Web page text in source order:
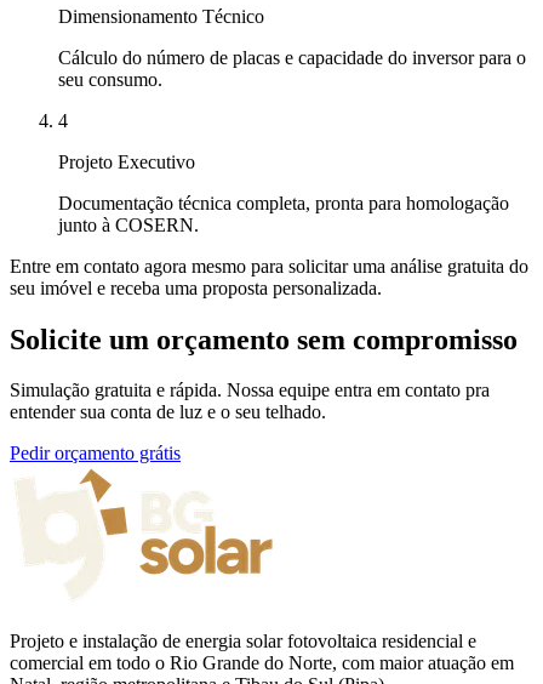
Dimensionamento Técnico
Cálculo do número de placas e capacidade do inversor para o
seu consumo.
4
Projeto Executivo
Documentação técnica completa, pronta para homologação
junto à COSERN.
Entre em contato agora mesmo para solicitar uma análise gratuita do
seu imóvel e receba uma proposta personalizada.
Solicite um orçamento sem compromisso
Simulação gratuita e rápida. Nossa equipe entra em contato pra
entender sua conta de luz e o seu telhado.
Pedir orçamento grátis
Projeto e instalação de energia solar fotovoltaica residencial e
comercial em todo o Rio Grande do Norte, com maior atuação em